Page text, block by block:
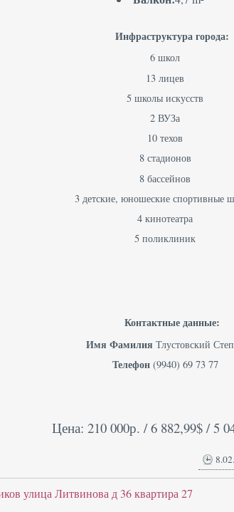
Инфраструктура города:
6 школ
13 лицев
5 школы искусств
2 ВУЗа
10 техов
8 стадионов
8 бассейнов
3 детские, юношеские спортивные
4 кинотеатра
5 поликлиник
Контактные данные:
Имя Фамилия Тлустовский
Телефон(9940) 69 73 77
Цена: 210 000р. / 6 882,99$ / 5
улица Литвинова д 36 квартира 27